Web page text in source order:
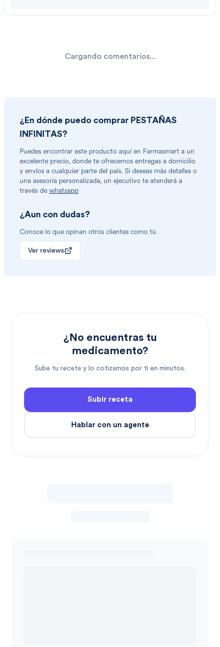
Cargando comentarios...
¿En dónde puedo comprar PESTAÑAS
INFINITAS?
Puedes encontrar este producto aquí en Farmasmart a un
excelente precio, donde te ofrecemos entregas a domicilio
y envíos a cualquier parte del país. Si deseas más detalles o
una asesoría personalizada, un ejecutivo te atenderá a
través de whatsapp
¿Aun con dudas?
Conoce lo que opinan otros clientes como tú
Ver reviews
¿No encuentras tu
medicamento?
Sube tu receta y lo cotizamos por ti en minutos.
Subir receta
Hablar con un agente